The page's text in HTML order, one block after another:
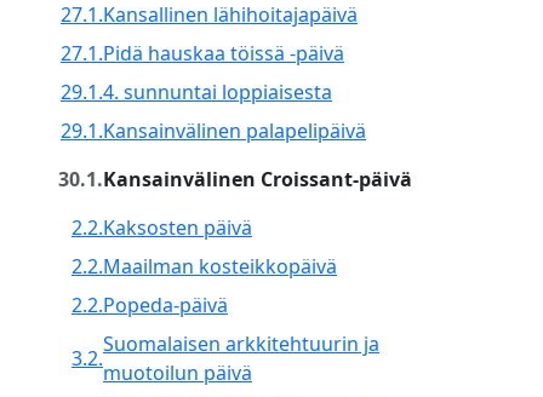
27.1.Kansallinen lähihoitajapäivä
27.1.Pidä hauskaa töissä -päivä
29.1.4. sunnuntai loppiaisesta
29.1.Kansainvälinen palapelipäivä
30.1.Kansainvälinen Croissant-päivä
2.2.Kaksosten päivä
2.2.Maailman kosteikkopäivä
2.2.Popeda‑päivä
3.2.
Suomalaisen arkkitehtuurin ja
muotoilun päivä